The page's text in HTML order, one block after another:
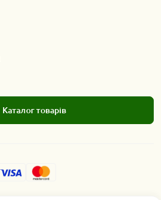
Каталог товарів